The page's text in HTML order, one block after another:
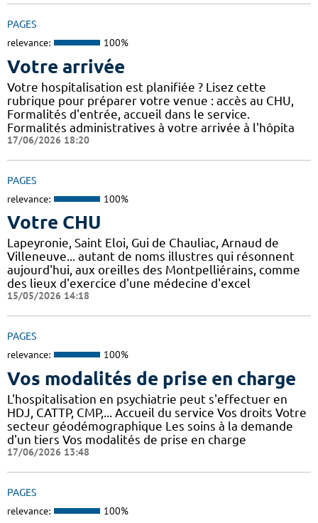
PAGES
relevance: 100%
Votre arrivée
Votre hospitalisation est planifiée ? Lisez cette
rubrique pour préparer votre venue : accès au CHU,
Formalités d'entrée, accueil dans le service.
Formalités administratives à votre arrivée à l'hôpita
17/06/2026 18:20
PAGES
relevance: 100%
Votre CHU
Lapeyronie, Saint Eloi, Gui de Chauliac, Arnaud de
Villeneuve... autant de noms illustres qui résonnent
aujourd'hui, aux oreilles des Montpelliérains, comme
des lieux d'exercice d'une médecine d'excel
15/05/2026 14:18
PAGES
relevance: 100%
Vos modalités de prise en charge
L'hospitalisation en psychiatrie peut s'effectuer en
HDJ, CATTP, CMP,... Accueil du service Vos droits Votre
secteur géodémographique Les soins à la demande
d'un tiers Vos modalités de prise en charge
17/06/2026 13:48
PAGES
relevance: 100%